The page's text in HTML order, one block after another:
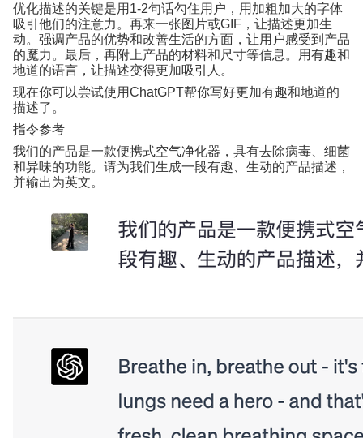
优化描述的关键是用 1-2句话勾住用户，用加粗加大的字体
吸引他们的注意力。再来一张图片或GIF ，让描述更加生
动。强调产品的优势和改善生活的方面，让用户感受到产品
的魔力。最后，再附上产品的材料和尺寸等信息。用有趣和
地道的语言，让描述变得更加吸引人。
现在你可以尝试使用ChatGPT帮你写好更加有趣和地道的
描述了。
指令参考
我们的产品是一款便携式空气净化器，具有去除病毒、细菌
和异味的功能。请为我们生成一段有趣、生动的产品描述，
并输出为英文。